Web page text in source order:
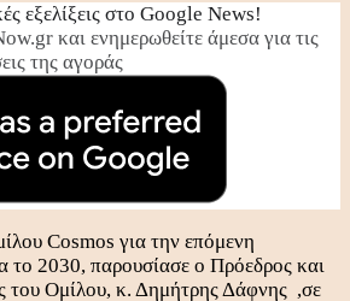
εξελίξεις στο Google News!
και ενημερωθείτε άμεσα για τις
της αγοράς
Cosmos για την επόμενη
το 2030, παρουσίασε ο Πρόεδρος και
του Ομίλου, κ. Δημήτρης Δάφνης ,σε